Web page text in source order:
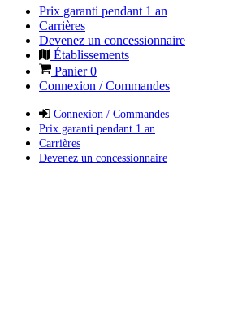
Prix garanti pendant 1 an
Carrières
Devenez un concessionnaire
Établissements
Panier0
Connexion / Commandes
Connexion / Commandes
Prix garanti pendant 1 an
Carrières
Devenez un concessionnaire